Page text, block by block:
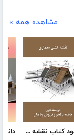
مشاهده همه »
دانلود کتاب نقشه کشی معماری